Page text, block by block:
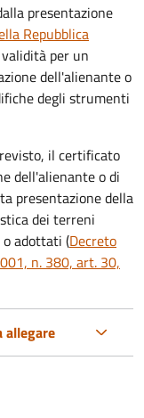
presentazione
Repubblica
validità per un
dell'alienante o
degli strumenti
il certificato
dell'alienante o di
presentazione della
dei terreni
adottati (Decreto
n. 380, art. 30,
allegare